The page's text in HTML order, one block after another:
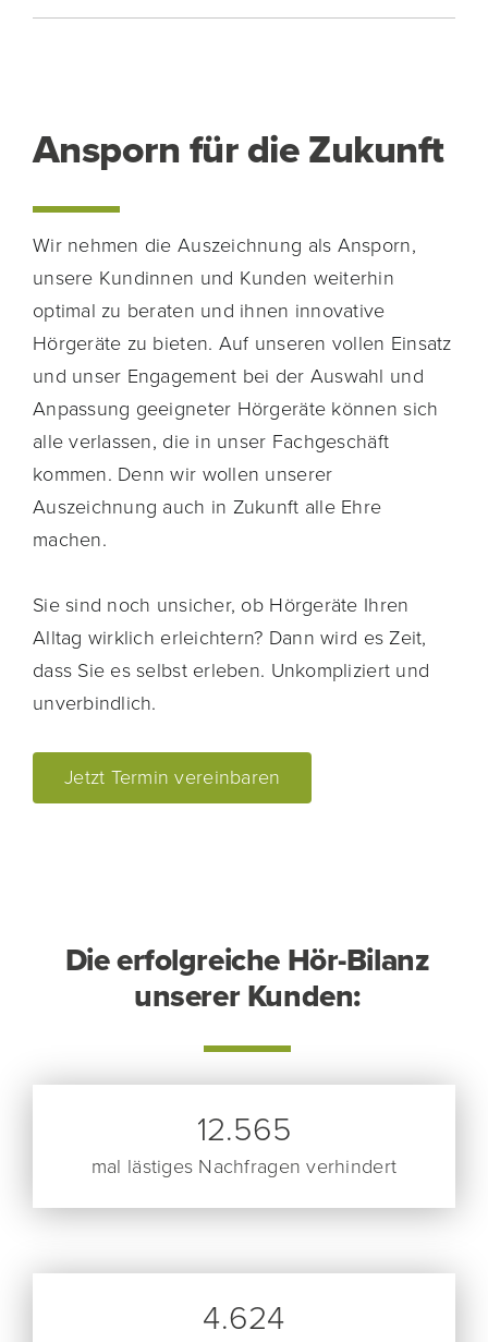
Ansporn für die Zukunft
Wir nehmen die Auszeichnung als Ansporn,
unsere Kundinnen und Kunden weiterhin
optimal zu beraten und ihnen innovative
Hörgeräte zu bieten. Auf unseren vollen Einsatz
und unser Engagement bei der Auswahl und
Anpassung geeigneter Hörgeräte können sich
alle verlassen, die in unser Fachgeschäft
kommen. Denn wir wollen unserer
Auszeichnung auch in Zukunft alle Ehre
machen.
Sie sind noch unsicher, ob Hörgeräte Ihren
Alltag wirklich erleichtern? Dann wird es Zeit,
dass Sie es selbst erleben. Unkompliziert und
unverbindlich.
Jetzt Termin vereinbaren
Die erfolgreiche Hör-Bilanz
unserer Kunden:
12.565
mal lästiges Nachfragen verhindert
4.624